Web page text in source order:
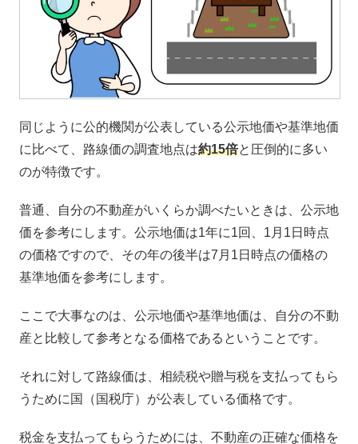
同じように公的機関が公表している公示地価や基準地価
に比べて、路線価の調査地点は約15倍と圧倒的に多い
のが特徴です。
普通、自分の不動産がいくらか調べたいときは、公示地
価を参考にします。公示地価は1年に1回、1月1日時点
の価格ですので、その年の後半は7月1日時点の価格の
基準地価を参考にします。
ここで大事なのは、公示地価や基準地価は、自分の不動
産と比較して参考となる価格であるということです。
それに対して路線価は、相続税や贈与税を支払ってもら
うために国（国税庁）が公表している価格です。
税金を支払ってもらうためには、不動産の正確な価格を